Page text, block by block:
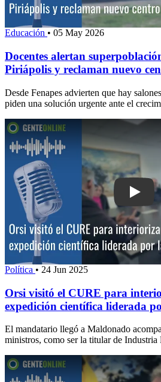
Educación • 05 May 2026
Docentes alertan
Piriápolis y reclaman nuevo
Desde Fenapes advierten que hay
piden una solución urgente ante el
Play:
Política • 24 Jun 2025
Orsi visitó el CURE para
expedición científica liderada
El mandatario llegó a Maldonado
ministros, como ser la titular de Industria